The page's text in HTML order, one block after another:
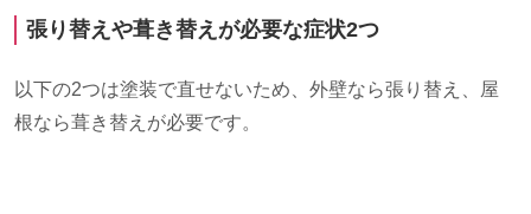
張り替えや葺き替えが必要な症状2つ
以下の2つは塗装で直せないため、外壁なら張り替え、屋
根なら葺き替えが必要です。